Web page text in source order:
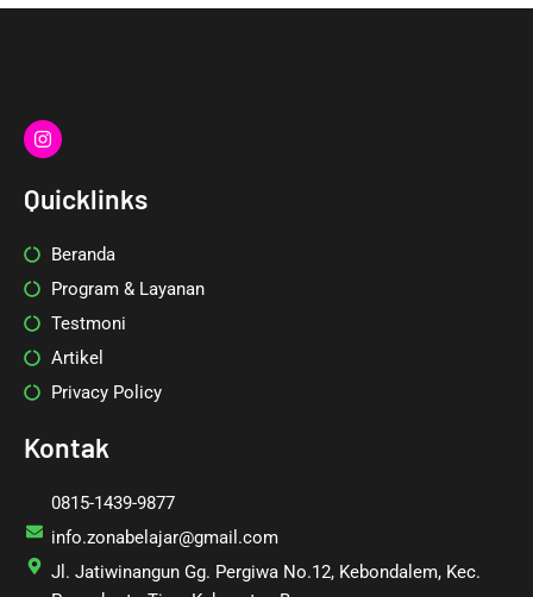
I
n
s
a
m
Quicklinks
Beranda
Program & Layanan
Testmoni
Artikel
Privacy Policy
Kontak
0815-1439-9877
info.zonabelajar@gmail.com
Jl. Jatiwinangun Gg. Pergiwa No.12, Kebondalem, Kec.